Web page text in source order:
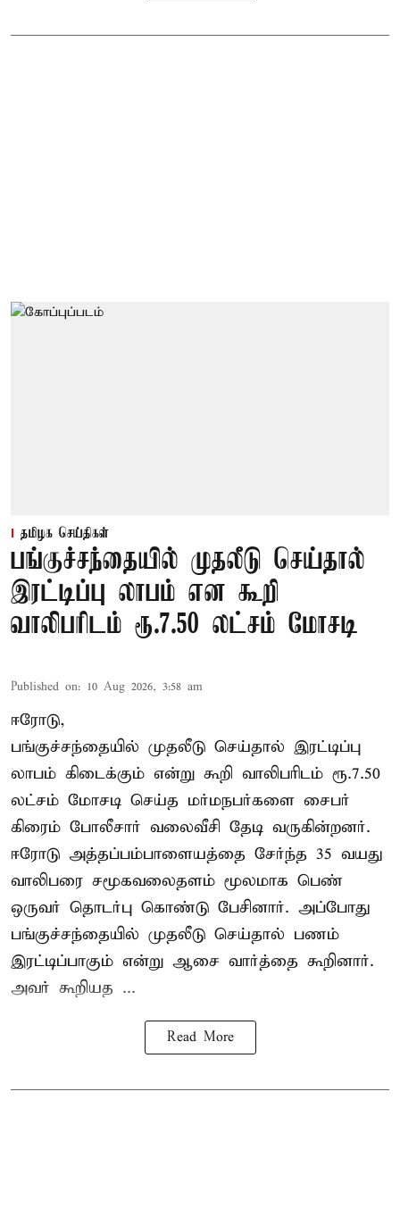
தமிழக செய்திகள்
பங்குச்சந்தையில் முதலீடு செய்தால்
இரட்டிப்பு லாபம் என கூறி
வாலிபரிடம் ரூ.7.50 லட்சம் மோசடி
Published on: 10 Aug 2026, 3:58 am
ஈரோடு,
பங்குச்சந்தையில் முதலீடு செய்தால் இரட்டிப்பு
லாபம் கிடைக்கும் என்று கூறி வாலிபரிடம் ரூ.7.50
லட்சம் மோசடி செய்த மர்மநபர்களை சைபர்
கிரைம் போலீசார் வலைவீசி தேடி வருகின்றனர்.
ஈரோடு அத்தப்பம்பாளையத்தை சேர்ந்த 35 வயது
வாலிபரை சமூகவலைதளம் மூலமாக பெண்
ஒருவர் தொடர்பு கொண்டு பேசினார். அப்போது
பங்குச்சந்தையில் முதலீடு செய்தால் பணம்
இரட்டிப்பாகும் என்று ஆசை வார்த்தை கூறினார்.
அவர் கூறியத ...
Read More